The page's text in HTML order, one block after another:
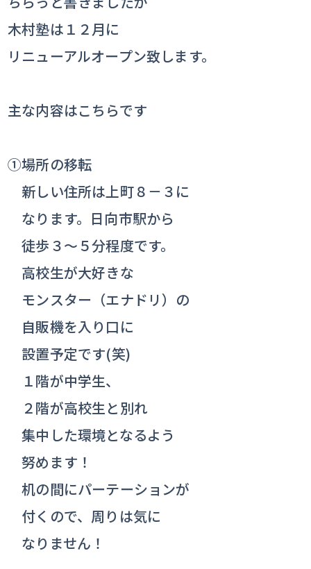
木村塾は１２月に
リニューアルオープン致します。
主な内容はこちらです
①場所の移転
新しい住所は上町８－３に
なります。日向市駅から
徒歩３～５分程度です。
高校生が大好きな
モンスター（エナドリ）の
自販機を入り口に
設置予定です(笑)
１階が中学生、
２階が高校生と別れ
集中した環境となるよう
努めます！
机の間にパーテーションが
付くので、周りは気に
なりません！